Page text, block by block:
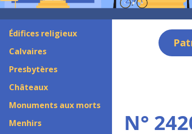
Édifices religieux
Calvaires
Presbytères
Châteaux
Monuments aux morts
Menhirs
N°